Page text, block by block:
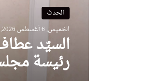
الحدث
الخميس, 6 أغسطس 2026, 18:55
الحدث
الخميس, 6 أغسطس 2026, 18:17
السيّد